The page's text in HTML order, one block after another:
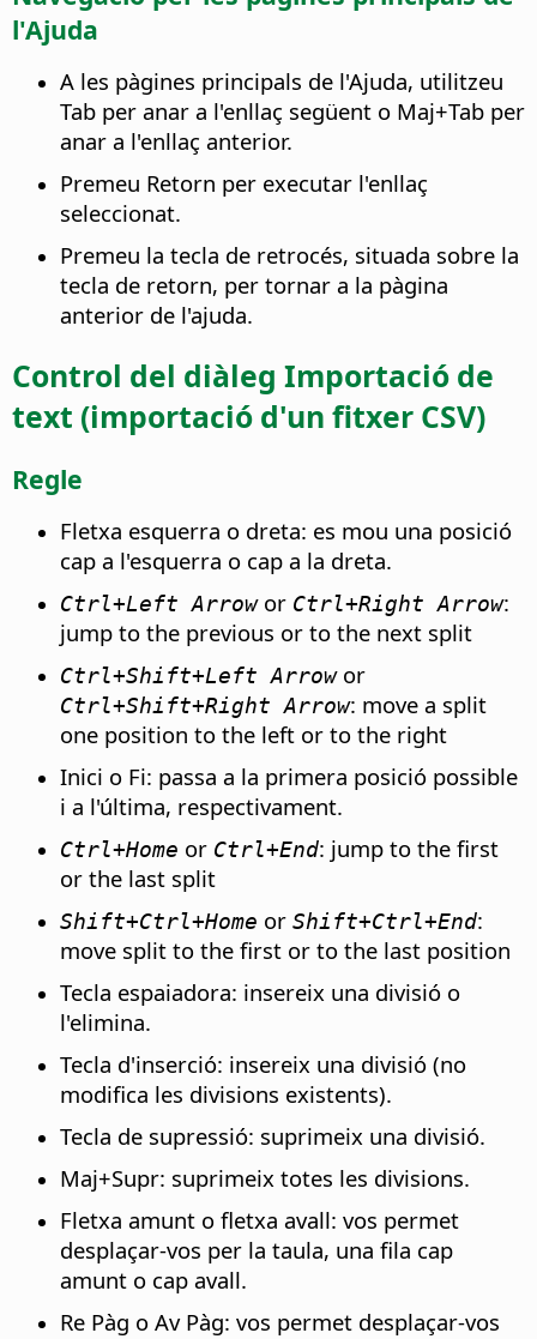
l'Ajuda
A les pàgines principals de l'Ajuda, utilitzeu
Tab per anar a l'enllaç següent o Maj+Tab per
anar a l'enllaç anterior.
Premeu Retorn per executar l'enllaç
seleccionat.
Premeu la tecla de retrocés, situada sobre la
tecla de retorn, per tornar a la pàgina
anterior de l'ajuda.
Control del diàleg Importació de
text (importació d'un fitxer CSV)
Regle
Fletxa esquerra o dreta: es mou una posició
cap a l'esquerra o cap a la dreta.
Ctrl+Left Arrowor Ctrl+Right Arrow:
jump to the previous or to the next split
Ctrl+Shift+Left Arrowor
Ctrl+Shift+Right Arrow: move a split
one position to the left or to the right
Inici o Fi: passa a la primera posició possible
i a l'última, respectivament.
Ctrl+Home or Ctrl+End: jump to the first
or the last split
Shift+Ctrl+Home or Shift+Ctrl+End:
move split to the first or to the last position
Tecla espaiadora: insereix una divisió o
l'elimina.
Tecla d'inserció: insereix una divisió (no
modifica les divisions existents).
Tecla de supressió: suprimeix una divisió.
Maj+Supr: suprimeix totes les divisions.
Fletxa amunt o fletxa avall: vos permet
desplaçar-vos per la taula, una fila cap
amunt o cap avall.
Re Pàg o Av Pàg: vos permet desplaçar-vos